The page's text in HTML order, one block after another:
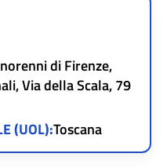
di Firenze,
Via della Scala, 79
(UOL):Toscana